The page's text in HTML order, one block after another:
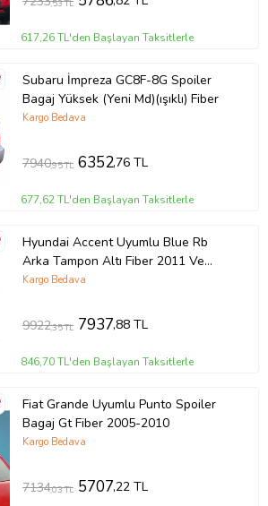
,53 TL
617,26 TL'den Başlayan Taksitlerle
Subaru İmpreza GC8F-8G Spoiler
Bagaj Yüksek (Yeni Md)(ışıklı) Fiber
Kargo Bedava
7940,95 TL 6352,76 TL
677,62 TL'den Başlayan Taksitlerle
Hyundai Accent Uyumlu Blue Rb
Arka Tampon Altı Fiber 2011 Ve
Sonrası
Kargo Bedava
9922,35 TL 7937,88 TL
846,70 TL'den Başlayan Taksitlerle
Fiat Grande Uyumlu Punto Spoiler
Bagaj Gt Fiber 2005-2010
Kargo Bedava
7134,03 TL 5707,22 TL